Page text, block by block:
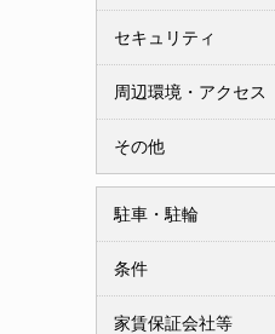
セキュリティ
周辺環境・アクセス
その他
駐車・駐輪
条件
家賃保証会社等